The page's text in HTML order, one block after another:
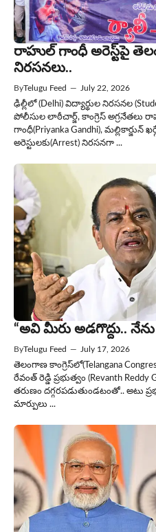
రాహుల్ గాంధీ అరెస్ట్‌పై
నిరసనలు..
ByTelugu Feed — July 22, 2026
ఢిల్లీలో (Delhi) విద్యార్థుల నిరసనల
పోలీసుల లాఠీచార్జ్, కాంగ్రెస్ అగ్రనేతలు
గాంధీ(Priyanka Gandhi), మల్లికార్జున్
అరెస్టులకు(Arrest) నిరసనగా ...
“అవి మీరు అడగొద్దు.. నేను
ByTelugu Feed — July 17, 2026
తెలంగాణ కాంగ్రెస్‌లో(Telangana
రేవంత్ రెడ్డి ప్రభుత్వం (Revanth
తరుణం దగ్గరపడుతుండటంతో.. అటు
మార్పులు ...